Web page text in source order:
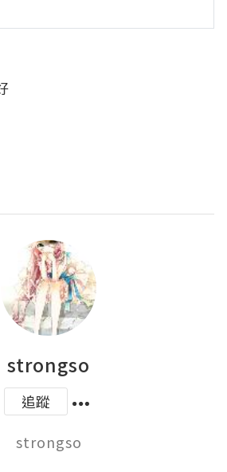
strongso
追蹤
strongso